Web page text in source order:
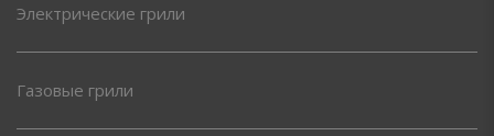
Электрические грили
Газовые грили